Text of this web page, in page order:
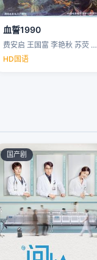
血誓1990
费安启 王国富 李艳秋 苏荧 …
HD国语
国产剧